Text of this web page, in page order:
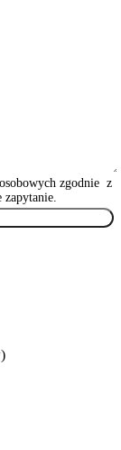
zgodnie z